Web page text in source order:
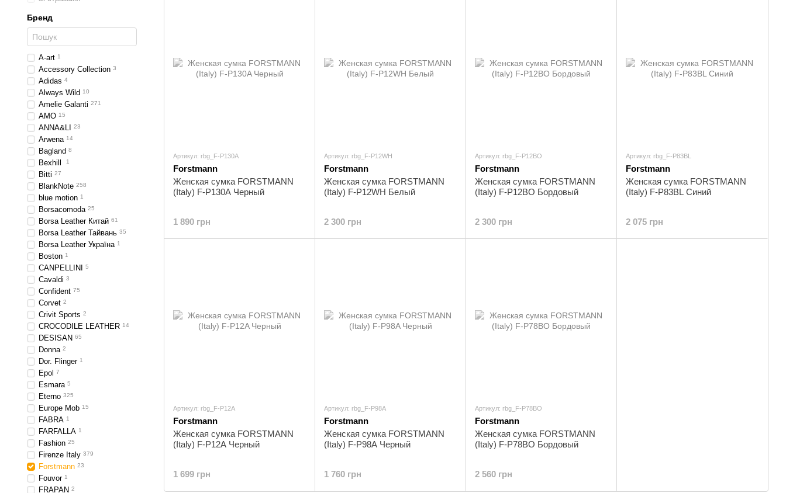
Артикул: rbg_F-P130A
Forstmann
Женская сумка FORSTMANN
(Italy) F-P130A Черный
1 890 грн
Артикул: rbg_F-P12WH
Forstmann
Женская сумка FORSTMANN
(Italy) F-P12WH Белый
2 300 грн
Артикул: rbg_F-P12BO
Forstmann
Женская сумка FORSTMANN
(Italy) F-P12BO Бордовый
2 300 грн
Артикул: rbg_F-P83BL
Forstmann
Женская сумка FORSTMANN
(Italy) F-P83BL Синий
2 075 грн
Артикул: rbg_F-P12A
Forstmann
Женская сумка FORSTMANN
(Italy) F-P12A Черный
1 699 грн
Артикул: rbg_F-P98A
Forstmann
Женская сумка FORSTMANN
(Italy) F-P98A Черный
1 760 грн
Артикул: rbg_F-P78BO
Forstmann
Женская сумка FORSTMANN
(Italy) F-P78BO Бордовый
2 560 грн
Бренд
A-art 1
Accessory Collection 3
Adidas 4
Always Wild 10
Amelie Galanti 271
AMO 15
ANNA&LI 23
Arwena 14
Bagland 8
Bexhill 1
Bitti 27
BlankNote 258
blue motion 1
Borsacomoda 25
Borsa Leather Китай 61
Borsa Leather Тайвань 35
Borsa Leather Україна 1
Boston 1
CANPELLINI 5
Cavaldi 3
Confident 75
Corvet 2
Crivit Sports 2
CROCODILE LEATHER 14
DESISAN 65
Donna 2
Dor. Flinger 1
Epol 7
Esmara 5
Eterno 325
Europe Mob 15
FABRA 1
FARFALLA 1
Fashion 25
Firenze Italy 379
Forstmann 23
Fouvor 1
FRAPAN 2